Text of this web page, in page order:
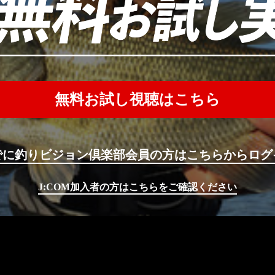
無料お試し視聴はこちら
釣りビジョン倶楽部会員の方はこちらからロ
J:COM加入者の方はこちらをご確認ください